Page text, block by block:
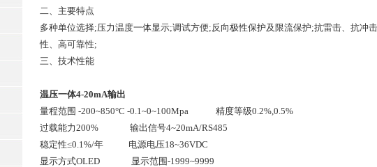
二、主要特点
多种单位选择;压力温度一体显示;调试方便;反向极性保护及限流保护;抗雷击、抗冲
性、高可靠性;
三、技术性能
温压一体4-20mA输出
量程范围 -200~850°C -0.1~0~100Mpa 精度等级0.2%,0.5%
过载能力200% 输出信号4~20mA/RS485
稳定性≤0.1%/年 电源电压18~36VDC
显示方式OLED 显示范围-1999~9999